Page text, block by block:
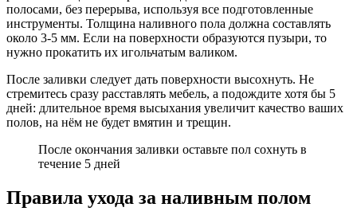
полосами, без перерыва, используя все подготовленные
инструменты. Толщина наливного пола должна составлять
около 3-5 мм. Если на поверхности образуются пузыри, то
нужно прокатить их игольчатым валиком.
После заливки следует дать поверхности высохнуть. Не
стремитесь сразу расставлять мебель, а подождите хотя бы 5
дней: длительное время высыхания увеличит качество ваших
полов, на нём не будет вмятин и трещин.
После окончания заливки оставьте пол сохнуть в
течение 5 дней
Правила ухода за наливным полом